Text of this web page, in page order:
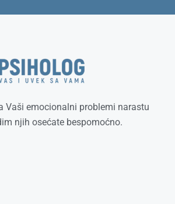
Vaši emocionalni problemi narastu
njih osećate bespomoćno.